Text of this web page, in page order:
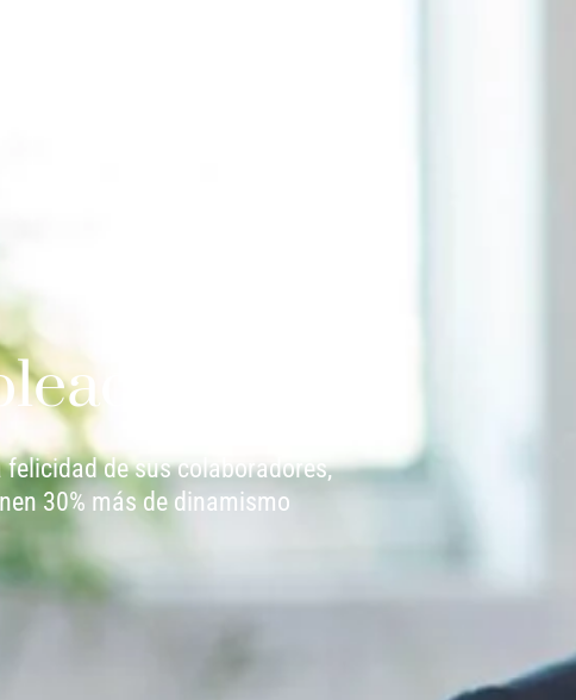
feliz?
de sus colaboradores,
30% más de dinamismo